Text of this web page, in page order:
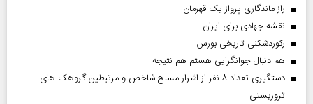
راز ماندگاری پرواز یک قهرمان
نقشه جهادی برای ایران
رکوردشکنی تاریخی بورس
هم دنبال جوانگرایی هستم هم نتیجه
دستگیری تعداد ۸ نفر از اشرار مسلح شاخص و مرتبطین گروهک های
تروریستی